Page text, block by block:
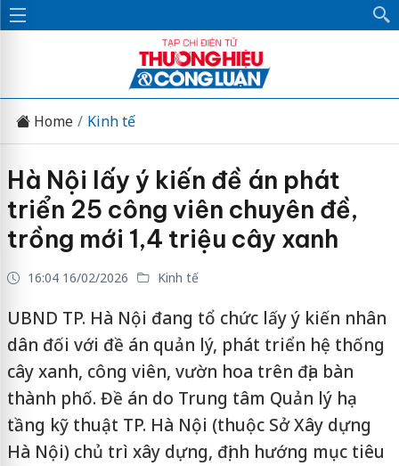
Home Kinh tế
Hà Nội lấy ý kiến đề án phát
triển 25 công viên chuyên đề,
trồng mới 1,4 triệu cây xanh
16:04 16/02/2026 Kinh tế
UBND TP. Hà Nội đang tổ chức lấy ý kiến nhân
dân đối với đề án quản lý, phát triển hệ thống
cây xanh, công viên, vườn hoa trên địa bàn
thành phố. Đề án do Trung tâm Quản lý hạ
tầng kỹ thuật TP. Hà Nội (thuộc Sở Xây dựng
Hà Nội) chủ trì xây dựng, định hướng mục tiêu